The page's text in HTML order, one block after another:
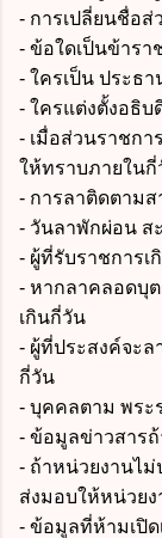
- การเปลี่ยนชื่อส่
- ข้อใดเป็นข้ารา
- ใครเป็น ประธ
- ใครแต่งตั้งอธิบ
- เมื่อส่วนราชกา
ให้ทราบภายในกี่
- การลาติดตามส
- วันลาพักผ่อน ส
- ผู้ที่รับราชการเ
- หากลาคลอดบุต
เกินกี่วัน
- ผู้ที่ประสงค์จะล
กี่วัน
- บุคคลตาม พร
- ข้อมูลข่าวสารถ้
- ถ้าหน่วยงานไ
ส่งมอบให้หน่วยง
- ข้อมูลที่ห้ามเปิด